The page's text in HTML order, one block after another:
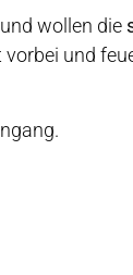
wollen die
und